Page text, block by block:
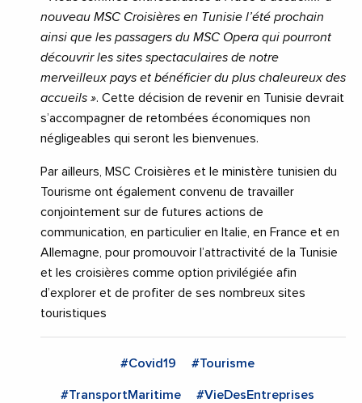
nouveau MSC Croisières en Tunisie l’été prochain
ainsi que les passagers du MSC Opera qui pourront
découvrir les sites spectaculaires de notre
merveilleux pays et bénéficier du plus chaleureux des
accueils ». Cette décision de revenir en Tunisie devrait
s’accompagner de retombées économiques non
négligeables qui seront les bienvenues.
Par ailleurs, MSC Croisières et le ministère tunisien du
Tourisme ont également convenu de travailler
conjointement sur de futures actions de
communication, en particulier en Italie, en France et en
Allemagne, pour promouvoir l’attractivité de la Tunisie
et les croisières comme option privilégiée afin
d’explorer et de profiter de ses nombreux sites
touristiques
#Covid19 #Tourisme
#TransportMaritime #VieDesEntreprises